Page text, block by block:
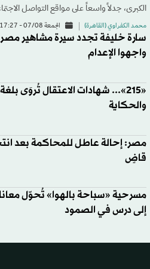
الكبرى، جدلاً واسعاً على مواقع التواصل
محمد الكفراوي (القاهرة) الجمعة 07/08 - 17:27
سارة خليفة تجدد سيرة مشاهير
واجهوا الإعدام
«215»... شهادات الاعتقال تُروَى
والحكاية
مصر: إحالة عاطل للمحاكمة بعد
قاضٍ
مسرحية «سباحة بالهوا» تُحوّل
إلى درس في الصمود